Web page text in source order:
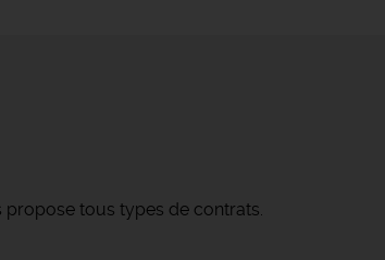
propose tous types de contrats.